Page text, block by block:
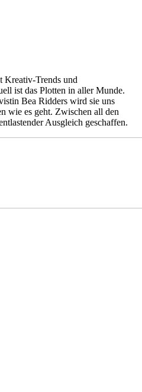
Kreativ-Trends und
ist das Plotten in aller Munde.
Bea Ridders wird sie uns
wie es geht. Zwischen all den
Ausgleich geschaffen.